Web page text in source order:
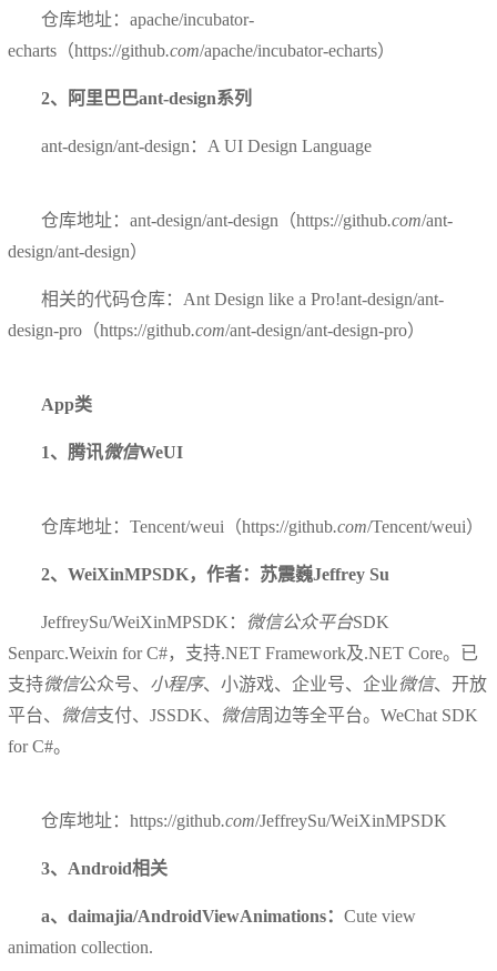
仓库地址：apache/incubator-
echarts（https://github.com/apache/incubator-echarts）
2、阿里巴巴ant-design系列
ant-design/ant-design：A UI Design Language
仓库地址：ant-design/ant-design（https://github.com/ant-
design/ant-design）
相关的代码仓库：Ant Design like a Pro!ant-design/ant-
design-pro（https://github.com/ant-design/ant-design-pro）
App类
1、腾讯微信WeUI
仓库地址：Tencent/weui（https://github.com/Tencent/weui）
2、WeiXinMPSDK，作者：苏震巍Jeffrey Su
JeffreySu/WeiXinMPSDK： 微信公众平台SDK
Senparc.Weixin for C#，支持.NET Framework及.NET Core。已
支持微信公众号、 小程序、小游戏、企业号、企业微信、开放
平台、 微信支付、JSSDK、 微信周边等全平台。WeChat SDK
for C#。
仓库地址：https://github.com/JeffreySu/WeiXinMPSDK
3、Android相关
a、daimajia/AndroidViewAnimations：Cute view
animation collection.